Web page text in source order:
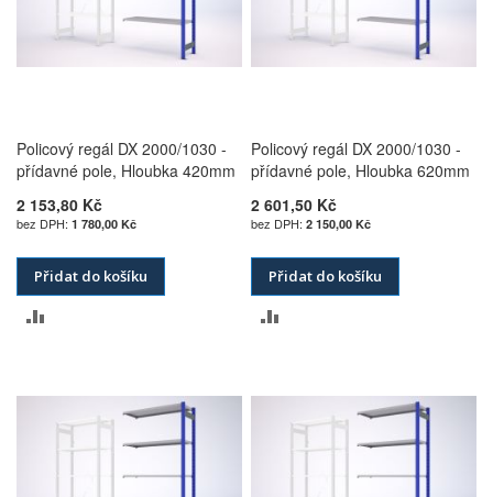
Policový regál DX 2000/1030 -
přídavné pole, Hloubka 420mm
2 153,80 Kč
1 780,00 Kč
Přidat do košíku
POROVNÁNÍ
Policový regál DX 2000/1030 -
přídavné pole, Hloubka 620mm
2 601,50 Kč
2 150,00 Kč
Přidat do košíku
POROVNÁNÍ